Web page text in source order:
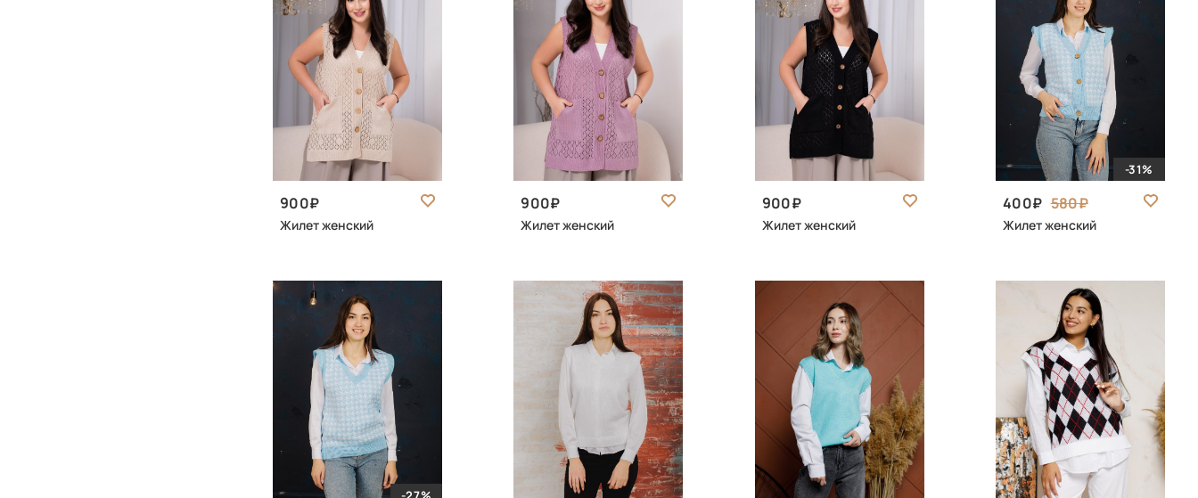
900
Жилет женский
900
Жилет женский
900
Жилет женский
-31%
400 580
Жилет женский